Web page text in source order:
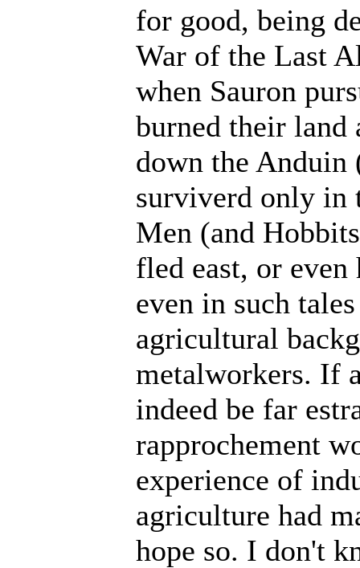
for good, being
War of the Last
when Sauron
burned their land
down the
surviverd only in
Men (and
fled east, or even
even in such
agricultural
metalworkers. If
indeed be far
rapprochement
experience of
agriculture had
hope so. I don't